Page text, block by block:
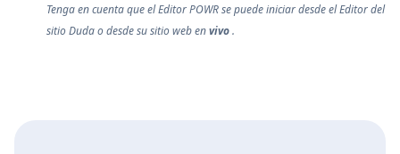
Tenga en cuenta que el Editor POWR se puede iniciar desde el Editor del
sitio Duda o desde su sitio web envivo.